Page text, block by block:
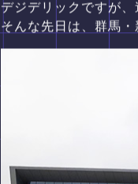
デジデリックですが
そんな先日は、群馬